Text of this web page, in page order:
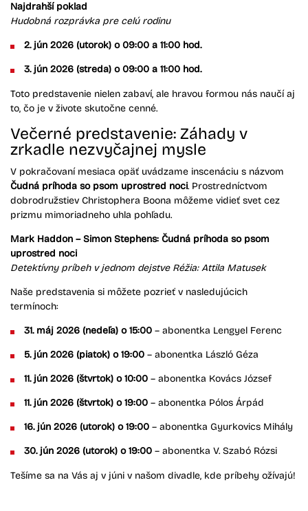
Najdrahší poklad
Hudobná rozprávka pre celú rodinu
2. jún 2026 (utorok) o 09:00 a 11:00 hod.
3. jún 2026 (streda) o 09:00 a 11:00 hod.
Toto predstavenie nielen zabaví, ale hravou formou nás naučí aj
to, čo je v živote skutočne cenné.
Večerné predstavenie: Záhady v
zrkadle nezvyčajnej mysle
V pokračovaní mesiaca opäť uvádzame inscenáciu s názvom
Čudná príhoda so psom uprostred noci. Prostredníctvom
dobrodružstiev Christophera Boona môžeme vidieť svet cez
prizmu mimoriadneho uhla pohľadu.
Mark Haddon – Simon Stephens: Čudná príhoda so psom
uprostred noci
Detektívny príbeh v jednom dejstve Réžia: Attila Matusek
Naše predstavenia si môžete pozrieť v nasledujúcich
termínoch:
31. máj 2026 (nedeľa) o 15:00 – abonentka Lengyel Ferenc
5. jún 2026 (piatok) o 19:00 – abonentka László Géza
11. jún 2026 (štvrtok) o 10:00 – abonentka Kovács József
11. jún 2026 (štvrtok) o 19:00 – abonentka Pólos Árpád
16. jún 2026 (utorok) o 19:00 – abonentka Gyurkovics Mihály
30. jún 2026 (utorok) o 19:00 – abonentka V. Szabó Rózsi
Tešíme sa na Vás aj v júni v našom divadle, kde príbehy ožívajú!